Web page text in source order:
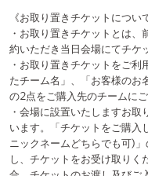
・会場に設置いたしますお取り置
います。「チケットをご購入した
ニックネームどちらでも可)」の2
し、チケットをお受け取りくださ
合、チケットのお渡し及びご入場
ます。あらかじめご了承ください。
「本人確認書類」とは
①顔写真付きのものを1点をご持参
パスポート / 運転免許証 / 学生証
個人番号カード(個人番号が見えな
い) /
官公庁が顔写真を貼付した各種福
ード・特別永住者証明書